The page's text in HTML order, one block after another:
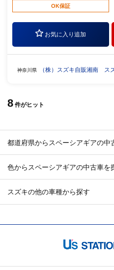
OK保証
お気に入り追加
神奈川県 （株）スズキ自販湘南 ス
8 件がヒット
都道府県からスペーシアギアの中
色からスペーシアギアの中古車を
スズキの他の車種から探す